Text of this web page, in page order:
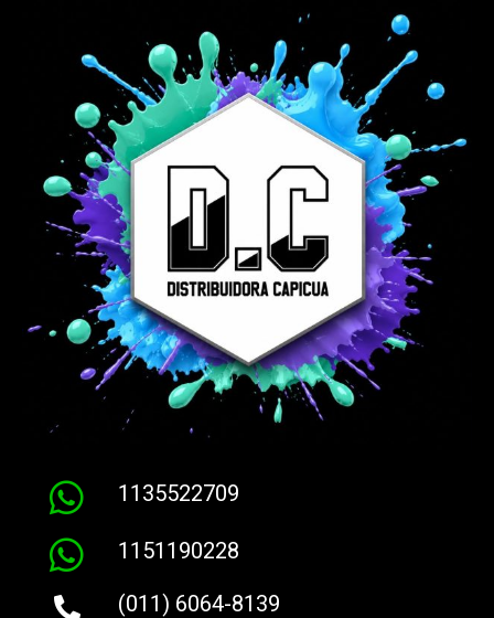
1135522709
1151190228
(011) 6064-8139